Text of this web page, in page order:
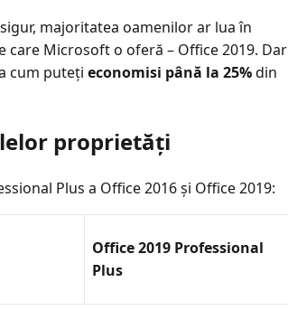
majoritatea oamenilor ar lua în
Microsoft o oferă – Office 2019. Dar
cum puteți economisi până la 25%din
proprietăți
Plus a Office 2016 și Office 2019:
Office 2019 Professional
Plus